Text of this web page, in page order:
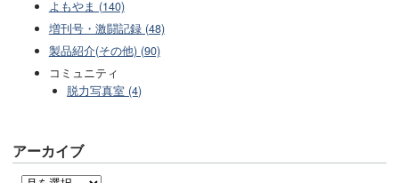
よもやま (140)
増刊号・激闘記録 (48)
製品紹介(その他) (90)
コミュニティ
脱力写真室 (4)
アーカイブ